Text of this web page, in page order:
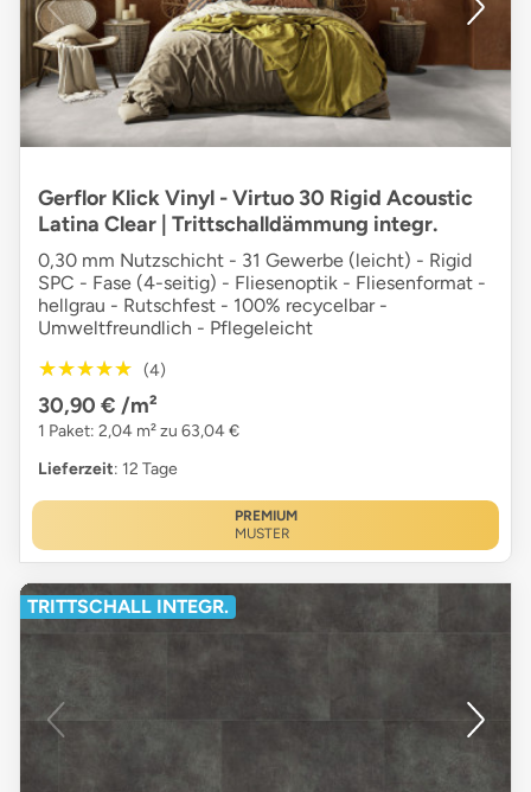
Gerflor Klick Vinyl - Virtuo 30 Rigid Acoustic
Latina Clear | Trittschalldämmung integr.
0,30 mm Nutzschicht - 31 Gewerbe (leicht) - Rigid
SPC - Fase (4-seitig) - Fliesenoptik - Fliesenformat -
hellgrau - Rutschfest - 100% recycelbar -
Umweltfreundlich - Pflegeleicht
★★★★★
★★★★★ (4)
30,90 € /m²
1 Paket: 2,04 m² zu 63,04 €
Lieferzeit: 12 Tage
PREMIUM
MUSTER
TRITTSCHALL INTEGR.